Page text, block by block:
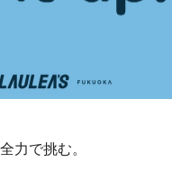
力で挑む。